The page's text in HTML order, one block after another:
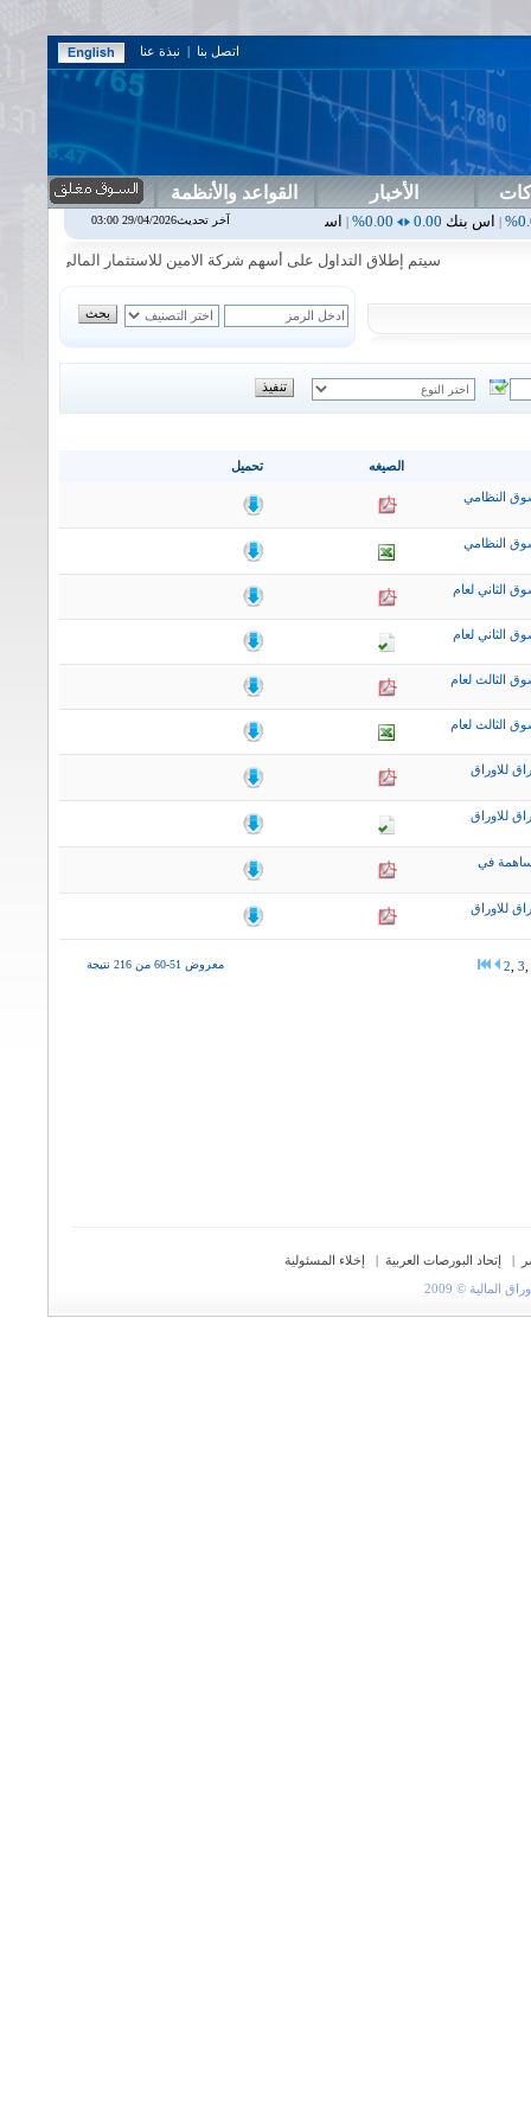
اتصل بنا | نبذة عنا
الأخبار القواعد والأنظمة
0.00
0.00%
|اسفنج1.87
0.00%
1.92%
|اسيا 16.54
سيتم إطلاق التداول على أسهم شركة الامين للاستثمار المالي في جلسة الاحد
تحميل الصيغه
النظامي
النظامي
الثاني لعام
الثاني لعام
الثالث لعام
الثالث لعام
للاوراق
للاوراق
في
للاوراق
معروض 51-60 من 216 نتيجة 2 3
| إتحاد البورصات العربية |
إخلاء المسئولية
© 2009